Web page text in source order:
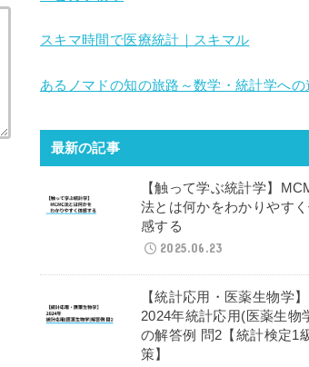
スキマ時間で医療統計｜スキマル
あるノマドの知の旅路～数学・統計学への
最新の記事
【触って学ぶ統計学】
法とは何かをわかりやす
感する
2025.06.23
【統計応用・医薬生物学】
2024年統計応用(医薬生物
の解答例 問2【統計検定1
策】